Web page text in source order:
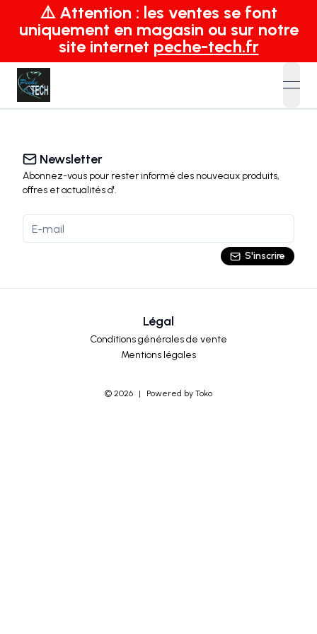
⚠️ Attention : les ventes se font
uniquement en magasin ou sur notre
site internet peche-tech.fr
Newsletter
Abonnez-vous pour rester informé des nouveaux produits,
offres et actualitésd'.
S'inscrire
Légal
Conditions générales de vente
Mentions légales
© 2026 | Powered by Toko